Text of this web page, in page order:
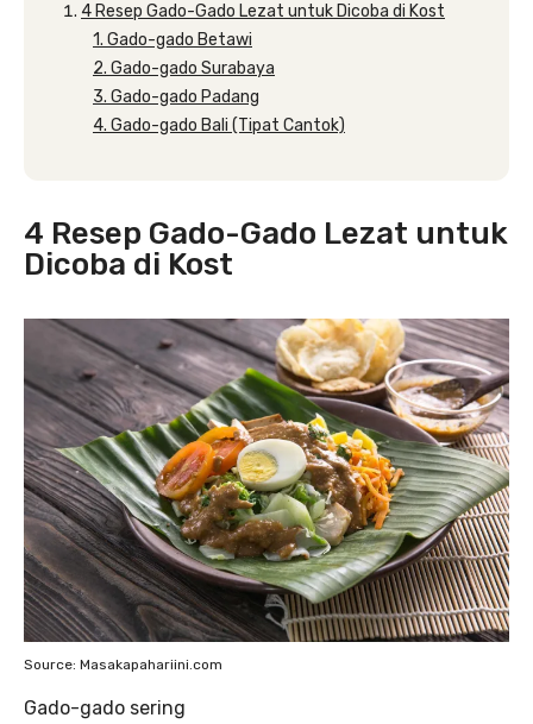
4 Resep Gado-Gado Lezat untuk Dicoba di Kost
1. Gado-gado Betawi
2. Gado-gado Surabaya
3. Gado-gado Padang
4. Gado-gado Bali (Tipat Cantok)
4 Resep Gado-Gado Lezat untuk
Dicoba di Kost
Source: Masakapahariini.com
Gado-gado sering